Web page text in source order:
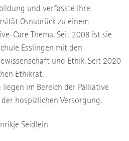
und verfasste ihre
Osnabrück zu einem
Care Thema. Seit 2008 ist sie
Esslingen mit den
und Ethik. Seit 2020
Ethikrat.
im Bereich der Palliative
hospizlichen Versorgung.
Seidlein